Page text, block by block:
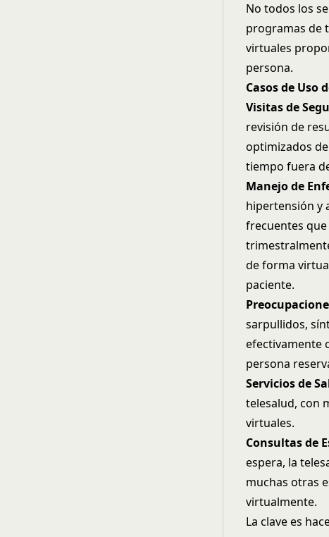
No todos los
programas de
virtuales
persona.
Casos de Uso
Visitas de
revisión de
optimizados
tiempo fuera
Manejo de
hipertensión y
frecuentes
de forma
paciente.
sarpullidos,
efectivamente
persona
Servicios de
telesalud, con
virtuales.
Consultas de
espera, la
muchas otras
virtualmente.
La clave es